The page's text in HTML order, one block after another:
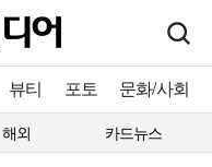
뷰티 포토 문화/사회
해외 카드뉴스